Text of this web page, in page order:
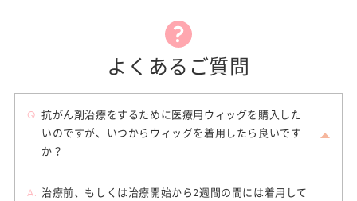
よくあるご質問
Q. 抗がん剤治療をするために医療用ウィッグを購入した
いのですが、いつからウィッグを着用したら良いです
か？
A. 治療前、もしくは治療開始から2週間の間には着用して